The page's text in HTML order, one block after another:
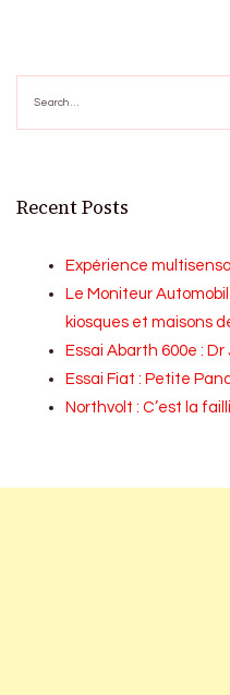
for:
Recent Posts
Expérience
Le Moniteur
kiosques et maisons
Essai Abarth 600e : Dr
Essai Fiat : Petite
Northvolt : C’est la